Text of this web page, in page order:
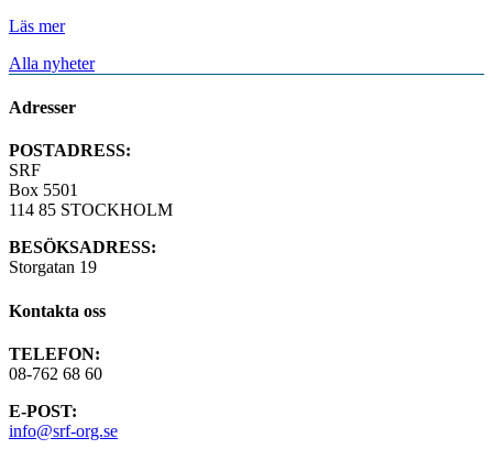
Läs mer
Alla nyheter
Adresser
POSTADRESS:
SRF
Box 5501
114 85 STOCKHOLM
BESÖKSADRESS:
Storgatan 19
Kontakta oss
TELEFON:
08-762 68 60
E-POST:
info@srf-org.se